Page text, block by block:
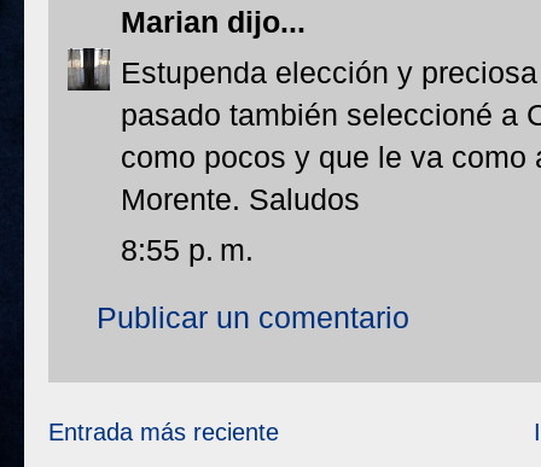
Marian dijo...
Estupenda elección y
pasado también seleccioné a
como pocos y que le va
Morente. Saludos
8:55 p. m.
Publicar un comentario
Entrada más reciente